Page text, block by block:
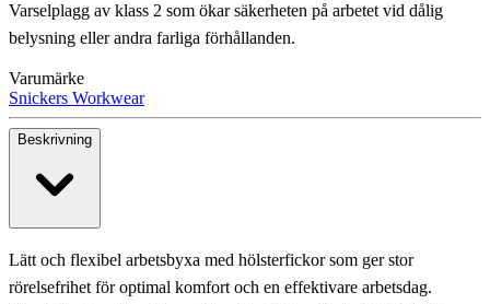
Varselplagg av klass 2 som ökar säkerheten på arbetet vid dålig
belysning eller andra farliga förhållanden.
Varumärke
Snickers Workwear
Beskrivning
Lätt och flexibel arbetsbyxa med hölsterfickor som ger stor
rörelsefrihet för optimal komfort och en effektivare arbetsdag.